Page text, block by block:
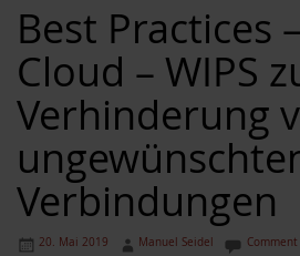
Best Practices
Cloud – WIPS
Verhinderung
Verbindungen
20. Mai 2019 Manuel Seidel Comment